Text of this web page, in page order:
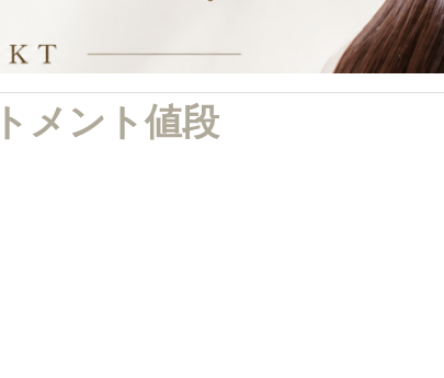
アップにつながるメニュー表
れる見せ方を解説
美容室の単価アップにつな
PILATES
サンプルテキスト。サンプルテキスト。
メント値段